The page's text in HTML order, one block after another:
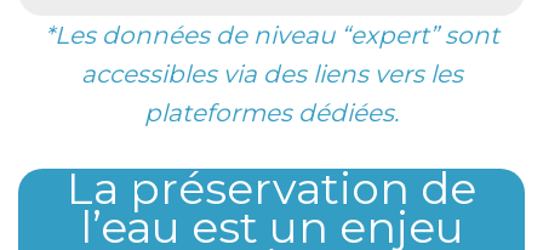
*Les données de niveau “expert” sont
accessibles via des liens vers les
plateformes dédiées.
La préservation de
l’eau est un enjeu